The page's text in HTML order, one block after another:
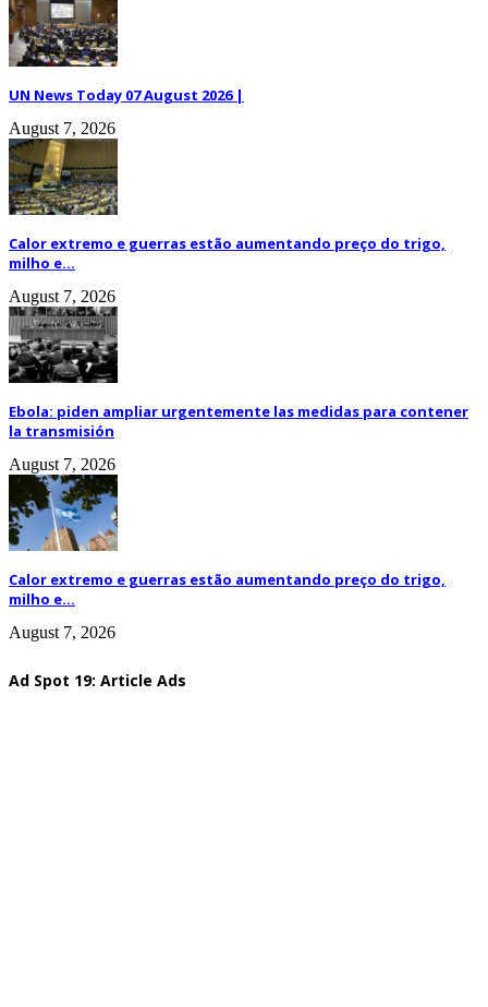
UN News Today 07 August 2026 |
August 7, 2026
Calor extremo e guerras estão aumentando preço do trigo,
milho e...
August 7, 2026
Ebola: piden ampliar urgentemente las medidas para contener
la transmisión
August 7, 2026
Calor extremo e guerras estão aumentando preço do trigo,
milho e...
August 7, 2026
Ad Spot 19: Article Ads